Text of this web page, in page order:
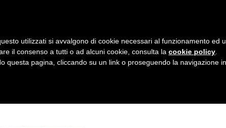
A
V
G
I BASTONCINI
utilizzati si avvalgono di cookie necessari al funzionamento ed
il consenso a tutti o ad alcuni cookie, consulta la cookie policy
questa pagina, cliccando su un link o proseguendo la navigazione